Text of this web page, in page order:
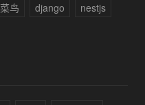
菜鸟 django
nestjs